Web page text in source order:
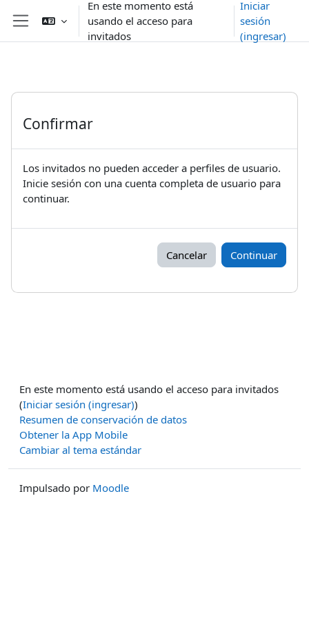
Saltar al contenido principal
Pánel lateral
En este momento está
usando el acceso para
invitados
Iniciar
sesión
(ingresar)
Confirmar
Los invitados no pueden acceder a perfiles de usuario.
Inicie sesión con una cuenta completa de usuario para
continuar.
Cancelar Continuar
En este momento está usando el acceso para invitados
(Iniciar sesión (ingresar))
Resumen de conservación de datos
Obtener la App Mobile
Cambiar al tema estándar
Impulsado por Moodle